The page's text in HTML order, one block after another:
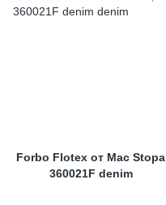
Forbo Flotex от Mac Stopa
360021F denim